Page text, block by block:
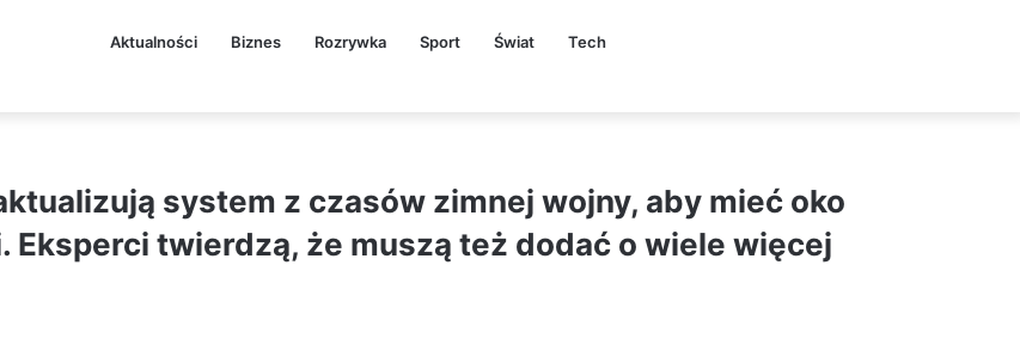
Aktualności Biznes Rozrywka Sport Świat Tech
system z czasów zimnej wojny, aby mieć oko
Eksperci twierdzą, że muszą też dodać o wiele więcej